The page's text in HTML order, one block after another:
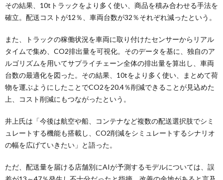
その結果、10tトラックをより多く使い、商品を積み合わせる手法を
確立。配送コストが12％、車両台数が32％それぞれ減ったという。
また、トラックの稼働状況を車両に取り付けたセンサーからリアル
タイムで集め、CO2排出量を可視化。そのデータを基に、独自のア
ルゴリズムを用いてサプライチェーン全体の排出量を算出し、車両
台数の最適化を図った。その結果、10tをより多く使い、まとめて荷
物を運ぶようにしたことでCO2を20.4％削減できることが見込めた
上、コスト削減にもつながったという。
井上氏は「今後は航空や船、コンテナなど複数の配送選択肢でシミ
ュレートする機能も搭載し、CO2削減をシミュレートするシナリオ
の幅を広げていきたい」と語った。
ただ、配送量を届ける店舗別にAIが予測するモデルについては、誤